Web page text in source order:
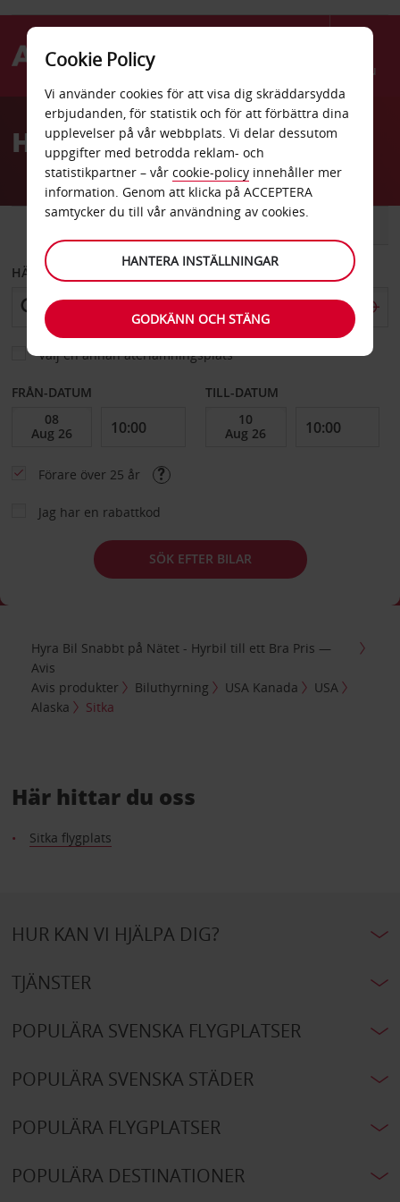
Menu
AvisHyrbil Sitka
BIL
HÄMTA FRÅN
Välj en annan återlämningsplats
FRÅN-DATUM TILL-DATUM
Förare över 25 år
Jag har en rabattkod
SÖK EFTER BILAR
Hyra Bil Snabbt på Nätet - Hyrbil till ett Bra Pris —
Avis
Avis produkter
Biluthyrning USA Kanada
USA
Alaska
Sitka
Här hittar du oss
Sitka flygplats
HUR KAN VI HJÄLPA DIG?
TJÄNSTER
POPULÄRA SVENSKA FLYGPLATSER
POPULÄRA SVENSKA STÄDER
POPULÄRA FLYGPLATSER
POPULÄRA DESTINATIONER
Cookie Policy
Vi använder cookies för att visa dig skräddarsydda
erbjudanden, för statistik och för att förbättra dina
upplevelser på vår webbplats. Vi delar dessutom
uppgifter med betrodda reklam- och
statistikpartner – vår cookie-policy innehåller mer
information. Genom att klicka på ACCEPTERA
samtycker du till vår användning av cookies.
HANTERA INSTÄLLNINGAR
GODKÄNN OCH STÄNG